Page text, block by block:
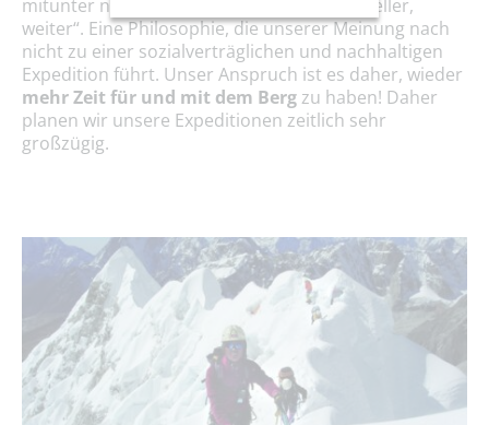
mitunter nur noch das Motto „höher, schneller,
weiter“. Eine Philosophie, die unserer Meinung nach
nicht zu einer sozialverträglichen und nachhaltigen
Expedition führt. Unser Anspruch ist es daher, wieder
mehr Zeit für und mit dem Berg zu haben! Daher
planen wir unsere Expeditionen zeitlich sehr
großzügig.